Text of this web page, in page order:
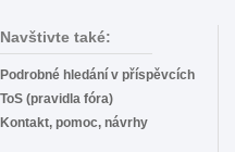
Navštivte také:
Podrobné hledání v příspěvcích
ToS (pravidla fóra)
Kontakt, pomoc, návrhy